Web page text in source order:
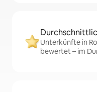
Unterkünfte in
bewertet – im